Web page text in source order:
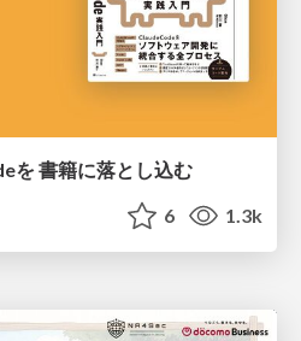
を 書籍に落とし込む
6 1.3k